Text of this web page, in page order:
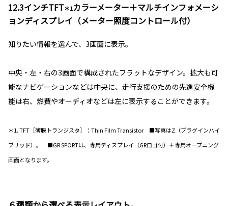
12.3インチTFT＊1カラーメーター＋マルチインフォメーシ
ョンディスプレイ（メーター照度コントロール付）
知りたい情報を選んで、3画面に表示。
中央・左・右の3画面で構成されたフラットなデザイン。拡大も可
能なナビゲーションなどは中央に、走行支援のための先進安全機
能は右、燃費やオーディオなどは左に表示することができます。
＊1. TFT［薄膜トランジスタ］：Thin Film Transistor ■写真はZ（プラグインハイ
ブリッド）。 ■GR SPORTは、専用ディスプレイ（GRロゴ付）＋専用オープニング
画面となります。